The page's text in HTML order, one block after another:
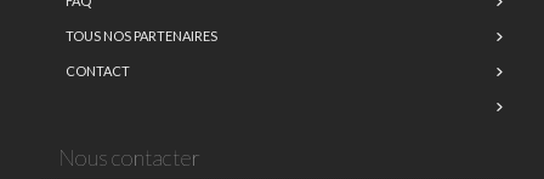
TOUS NOS PARTENAIRES
CONTACT
Nous contacter